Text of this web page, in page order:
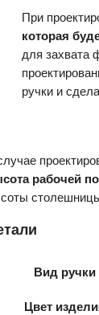
При
которая
для захвата
ручки и
рабочей
Вид ручки
Цвет